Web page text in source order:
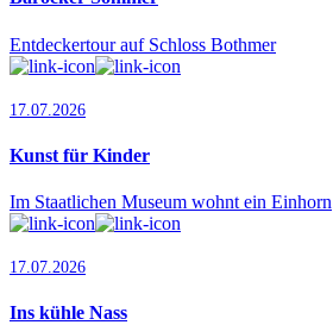
Entdeckertour auf Schloss Bothmer
17.07.2026
Kunst für Kinder
Im Staatlichen Museum wohnt ein Einhorn
17.07.2026
Ins kühle Nass